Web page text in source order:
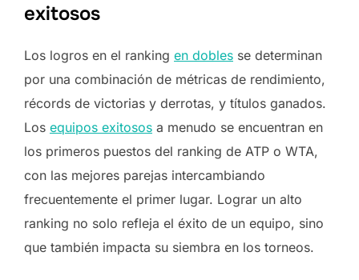
exitosos
Los logros en el ranking en dobles se determinan
por una combinación de métricas de rendimiento,
récords de victorias y derrotas, y títulos ganados.
Los equipos exitosos a menudo se encuentran en
los primeros puestos del ranking de ATP o WTA,
con las mejores parejas intercambiando
frecuentemente el primer lugar. Lograr un alto
ranking no solo refleja el éxito de un equipo, sino
que también impacta su siembra en los torneos.